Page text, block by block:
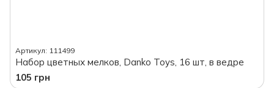
Артикул: 111499
Набор цветных мелков, Danko Toys, 16 шт, в ведре
105 грн